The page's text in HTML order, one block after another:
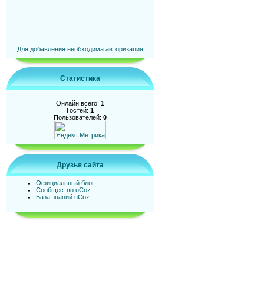
Для добавления необходима авторизация
Статистика
Онлайн всего: 1
Гостей: 1
Пользователей: 0
Друзья сайта
Официальный блог
Сообщество uCoz
База знаний uCoz